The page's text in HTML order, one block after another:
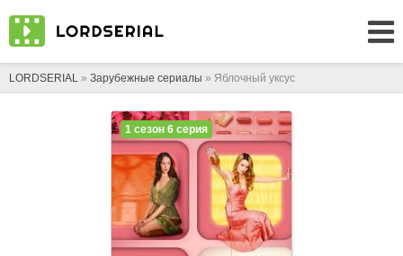
LORDSERIAL » Зарубежные сериалы » Яблочный уксус
1 сезон 6 серия